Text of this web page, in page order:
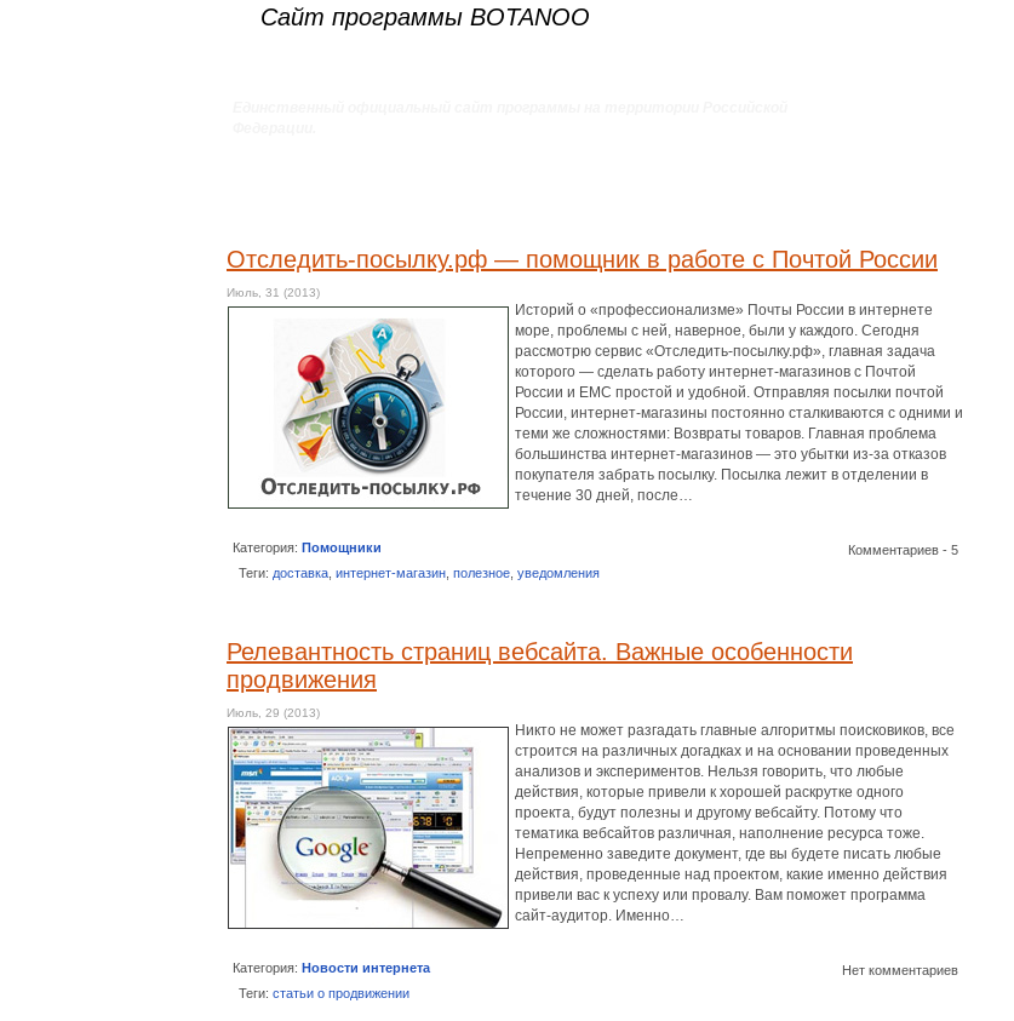
Сайт программы BOTANOO
Отследить-посылку.рф — помощник в работе с Почтой России
Июль, 31 (2013)
Историй о «профессионализме» Почты России в интернете
море, проблемы с ней, наверное, были у каждого. Сегодня
рассмотрю cервис «Отследить-посылку.рф», главная задача
которого — сделать работу интернет-магазинов с Почтой
России и ЕМС простой и удобной. Отправляя посылки почтой
России, интернет-магазины постоянно сталкиваются с одними и
теми же сложностями: Возвраты товаров. Главная проблема
большинства интернет-магазинов — это убытки из-за отказов
покупателя забрать посылку. Посылка лежит в отделении в
течение 30 дней, после…
Категория: Помощники
Комментариев - 5
Теги: доставка интернет-магазин полезное уведомления
Релевантность страниц вебсайта. Важные особенности
продвижения
Июль, 29 (2013)
Никто не может разгадать главные алгоритмы поисковиков, все
строится на различных догадках и на основании проведенных
анализов и экспериментов. Нельзя говорить, что любые
действия, которые привели к хорошей раскрутке одного
проекта, будут полезны и другому вебсайту. Потому что
тематика вебсайтов различная, наполнение ресурса тоже.
Непременно заведите документ, где вы будете писать любые
действия, проведенные над проектом, какие именно действия
привели вас к успеху или провалу. Вам поможет программа
сайт-аудитор. Именно…
Категория: Новости интернета
Нет комментариев
Теги: статьи о продвижении